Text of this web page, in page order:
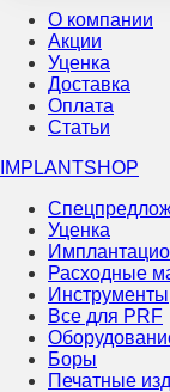
О компании
Акции
Уценка
Доставка
Оплата
Статьи
IMPLANTSHOP
Уценка
Расходные
Инструменты
Все для PRF
Боры
Печатные